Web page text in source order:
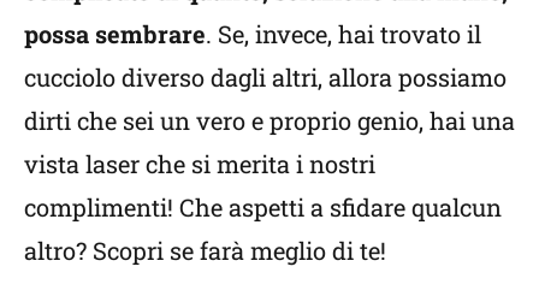
possa sembrare. Se, invece, hai trovato il
cucciolo diverso dagli altri, allora possiamo
dirti che sei un vero e proprio genio, hai una
vista laser che si merita i nostri
complimenti! Che aspetti a sfidare qualcun
altro? Scopri se farà meglio di te!